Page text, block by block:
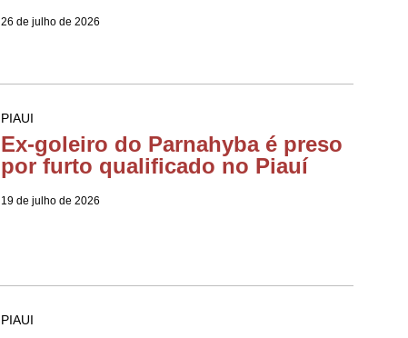
26 de julho de 2026
PIAUI
Ex-goleiro do Parnahyba é preso
por furto qualificado no Piauí
19 de julho de 2026
PIAUI